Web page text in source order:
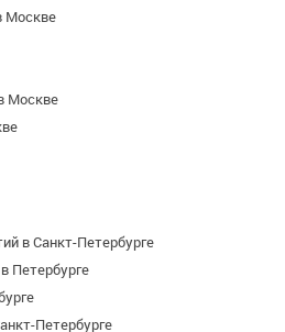
Москве
Москве
в Санкт-Петербурге
Петербурге
Петербурге